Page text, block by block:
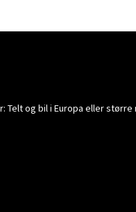
og bil i Europa eller